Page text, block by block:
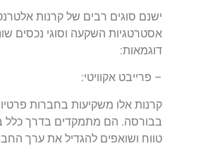
ישנם סוגים רבים של קרנות
אסטרטגיות השקעה וסוגי נכסים
דוגמאות:
– פרייבט אקוויטי:
קרנות אלו משקיעות בחברות
בבורסה. הם מתמקדים בדרך כלל
טווח ושואפים להגדיל את ערך